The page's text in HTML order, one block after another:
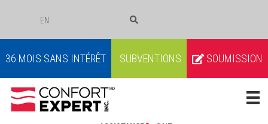
EN
36 MOIS SANS INTÉRÊT SUBVENTIONS SOUMISSION